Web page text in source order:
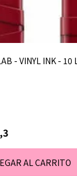
- VINYL INK - 10